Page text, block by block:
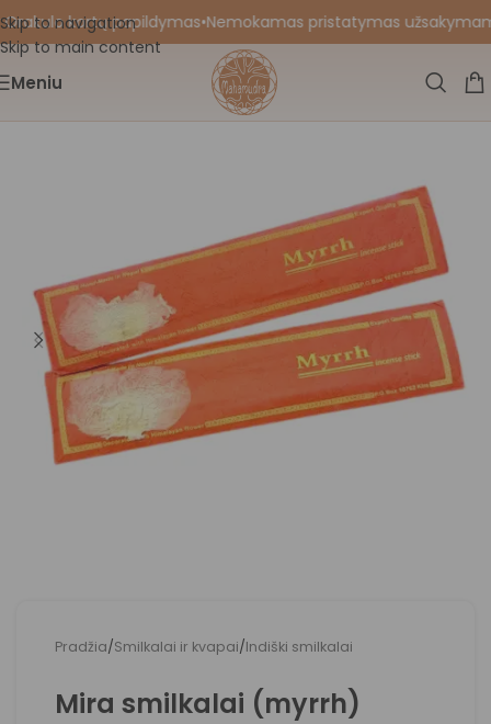
Skip to navigation
Skip to main content
kortų papildymas•Nemokamas pristatymas
Meniu
Pradžia/Smilkalai ir kvapai/Indiški smilkalai
Mira smilkalai (myrrh)